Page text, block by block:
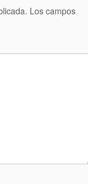
Los campos